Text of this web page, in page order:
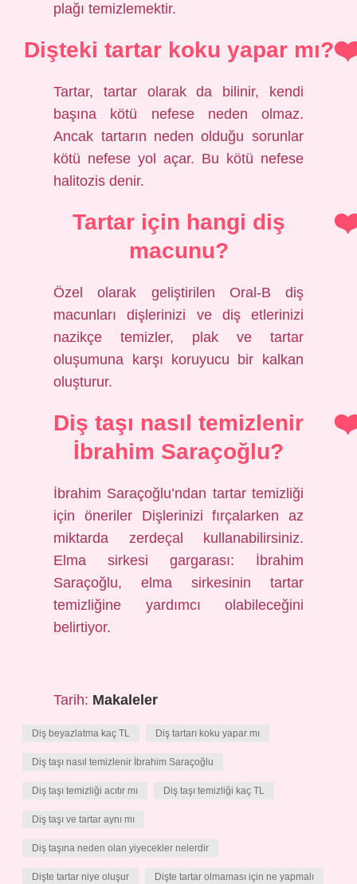
plağı temizlemektir.
Dişteki tartar koku yapar mı?
Tartar, tartar olarak da bilinir, kendi
başına kötü nefese neden olmaz.
Ancak tartarın neden olduğu sorunlar
kötü nefese yol açar. Bu kötü nefese
halitozis denir.
Tartar için hangi diş
macunu?
Özel olarak geliştirilen Oral-B diş
macunları dişlerinizi ve diş etlerinizi
nazikçe temizler, plak ve tartar
oluşumuna karşı koruyucu bir kalkan
oluşturur.
Diş taşı nasıl temizlenir
İbrahim Saraçoğlu?
İbrahim Saraçoğlu’ndan tartar temizliği
için öneriler Dişlerinizi fırçalarken az
miktarda zerdeçal kullanabilirsiniz.
Elma sirkesi gargarası: İbrahim
Saraçoğlu, elma sirkesinin tartar
temizliğine yardımcı olabileceğini
belirtiyor.
Tarih: Makaleler
Diş beyazlatma kaç TL Diş tartarı koku yapar mı
Diş taşı nasıl temizlenir İbrahim Saraçoğlu
Diş taşı temizliği acıtır mı Diş taşı temizliği kaç TL
Diş taşı ve tartar aynı mı
Diş taşına neden olan yiyecekler nelerdir
Dişte tartar niye oluşur Dişte tartar olmaması için ne yapmalı